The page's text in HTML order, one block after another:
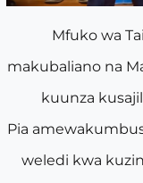
Mfuko wa
makubaliano na
kuunza
Pia
weledi kwa